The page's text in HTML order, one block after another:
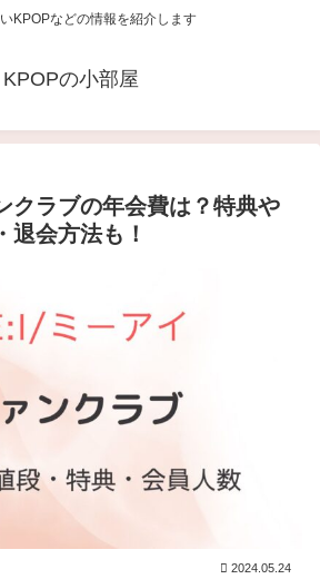
KPOPなどの情報を紹介します
KPOPの小部屋
クラブの年会費は？特典や
退会方法も！
2024.05.24